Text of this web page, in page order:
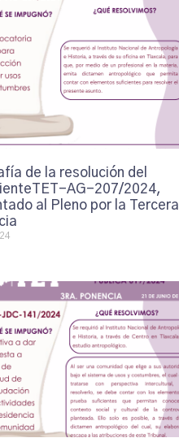
de la resolución del
AG-207/2024,
al Pleno por la Tercera